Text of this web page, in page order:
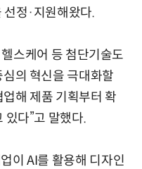
정·지원해왔다.
스케어 등 첨단기술도
의 혁신을 극대화할
업해 제품 기획부터 확
있다”고 말했다.
이 AI를 활용해 디자인